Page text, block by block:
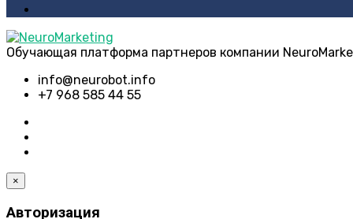
Обучающая платформа партнеров компании
info@neurobot.info
+7 968 585 44 55
×
Авторизация